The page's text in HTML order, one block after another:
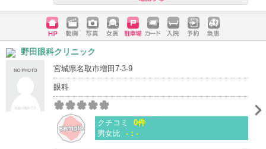
ホームペ
ージ
動画 写真 女医 駐車場
クレジッ
入院 予約 急患
野田眼科クリニック
宮城県名取市増田7-3-9
眼科
クチコミ
0件
男女比 -：-